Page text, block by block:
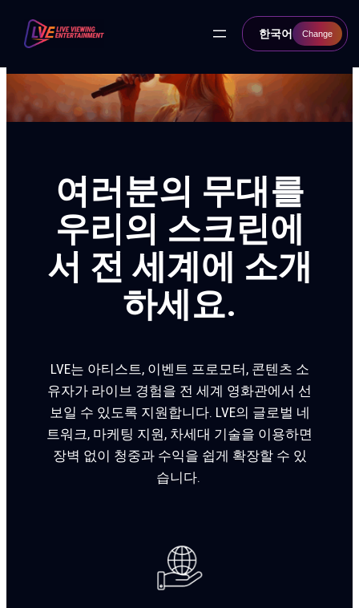
바
한국어 Change
여러분의 무대를
우리의 스크린에
서 전 세계에 소개
하세요.
LVE는 아티스트, 이벤트 프로모터, 콘텐츠 소
유자가 라이브 경험을 전 세계 영화관에서 선
보일 수 있도록 지원합니다. LVE의 글로벌 네
트워크, 마케팅 지원, 차세대 기술을 이용하면
장벽 없이 청중과 수익을 쉽게 확장할 수 있
습니다.
Live Viewing
Entertainment의 최신
소식을 확인하세요!
최신 뉴스, 이벤트, 나에게 꼭 맞는 파트너십 기회를 놓치
지 마세요!
소식을 전해드릴 방법을 알려주세요.